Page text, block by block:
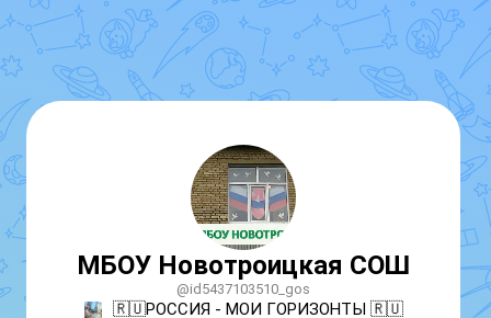
МБОУ Новотроицкая СОШ
@id5437103510_gos
🇷🇺РОССИЯ - МОИ ГОРИЗОНТЫ 🇷🇺